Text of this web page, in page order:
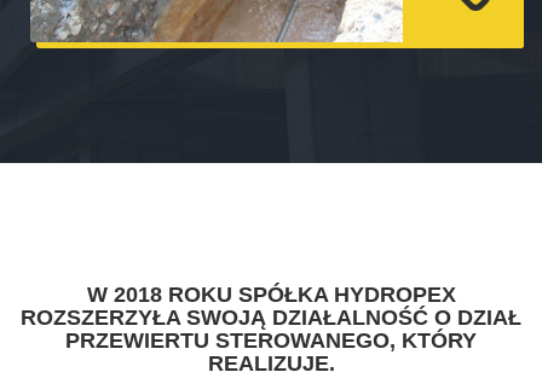
W 2018 ROKU SPÓŁKA HYDROPEX
ROZSZERZYŁA SWOJĄ DZIAŁALNOŚĆ O DZIAŁ
PRZEWIERTU STEROWANEGO, KTÓRY
REALIZUJE.